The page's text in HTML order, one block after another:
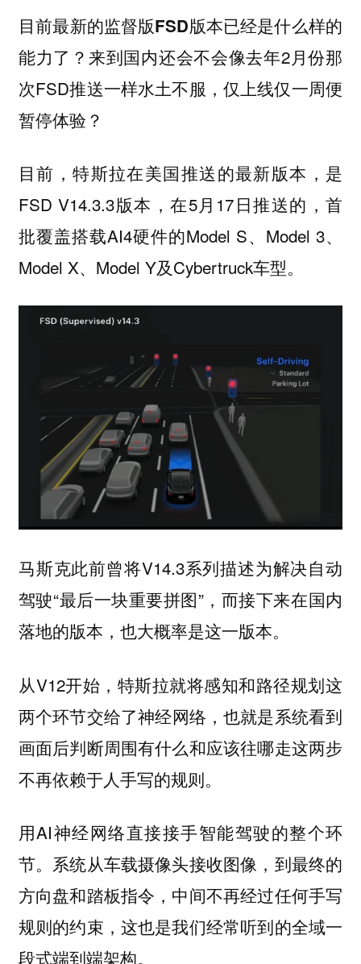
目前最新的监督版FSD版本已经是什么样的
能力了 ？来到国内还会不会像去年2月份那
次FSD推送一样水土不服，仅上线仅一周便
暂停体验？
目前，特斯拉在美国推送的最新版本，是
FSD V14.3.3版本，在5月17日推送的，首
批覆盖搭载AI4硬件的Model S、Model 3、
Model X、Model Y及Cybertruck车型。
马斯克此前曾将V14.3系列描述为解决自动
驾驶“最后一块重要拼图”，而接下来在国内
落地的版本，也大概率是这一版本。
从V12开始，特斯拉就将感知和路径规划这
两个环节交给了神经网络 ，也就是系统看到
画面后判断周围有什么和应该往哪走这两步
不再依赖于人手写的规则。
用AI神经网络直接接手智能驾驶的整个环
节。系统从车载摄像头接收图像，到最终的
方向盘和踏板指令，中间不再经过任何手写
规则的约束，这也是我们经常听到的全域一
段式端到端架构。